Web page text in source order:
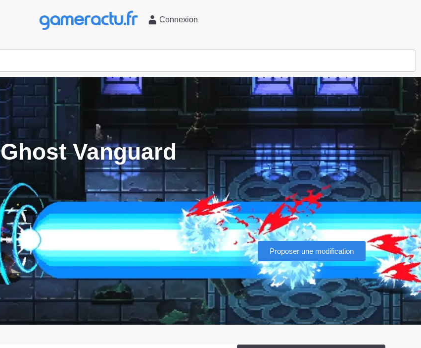
Connexion
Ghost Vanguard
Proposer une modification